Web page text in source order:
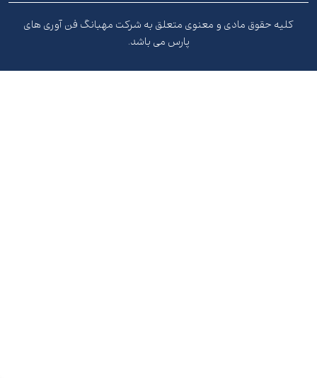
کلیه حقوق مادی و معنوی متعلق به شرکت مهبانگ فن آوری های
پارس می باشد.